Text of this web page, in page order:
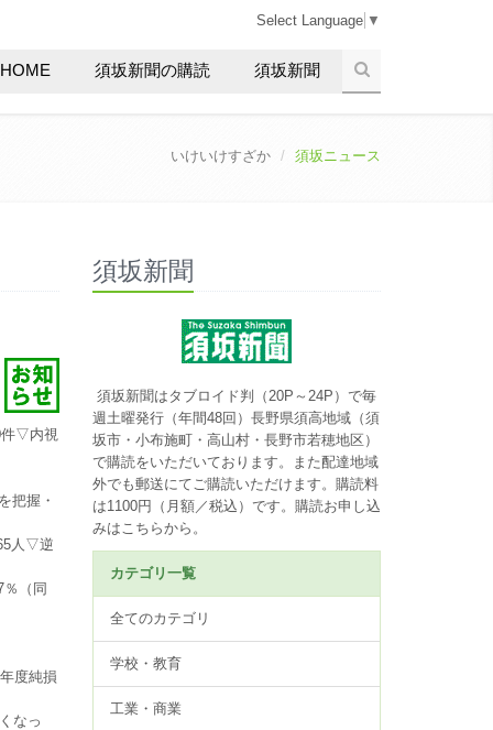
Select Language ▼
須坂新聞の購読 須坂新聞
いけいけすざか 須坂ニュース
件▽内視
把握・
人▽逆
（同
度純損
なっ
須坂新聞
須坂新聞はタブロイド判（20P～24P）で毎
週土曜発行（年間48回）長野県須高地域（須
坂市・小布施町・高山村・長野市若穂地区）
で購読をいただいております。また配達地域
外でも郵送にてご購読いただけます。購読料
は1100円（月額／税込）です。 購読お申し込
みはこちらから。
カテゴリ一覧
全てのカテゴリ
学校・教育
工業・商業